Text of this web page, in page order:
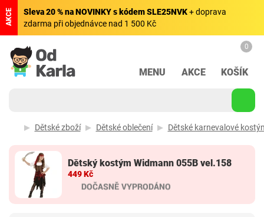
AKCE Sleva 20 % na NOVINKY s kódem SLE25NVK+ doprava
zdarma při objednávce nad 1 500 Kč
MENU AKCE
0
KOŠÍK
Dětské zboží Dětské oblečení Dětské karnevalové
Dětský kostým Widmann 055B vel.158
449 Kč